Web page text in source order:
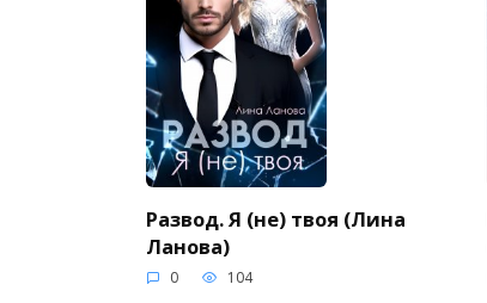
Развод. Я (не) твоя (Лина
Ланова)
0 104